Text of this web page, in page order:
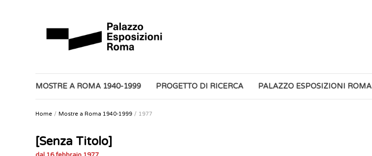
MOSTRE A ROMA 1940-1999 PROGETTO DI RICERCA PALAZZO ESPOSIZIONI ROMA
Home Mostre a Roma 1940-1999 1977
[Senza Titolo]